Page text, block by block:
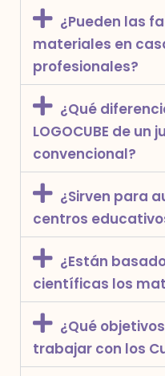
¿Pueden las
materiales en
profesionales?
¿Qué
LOGOCUBE de
convencional?
¿Sirven para
centros
¿Están
científicas los
¿Qué
trabajar con los